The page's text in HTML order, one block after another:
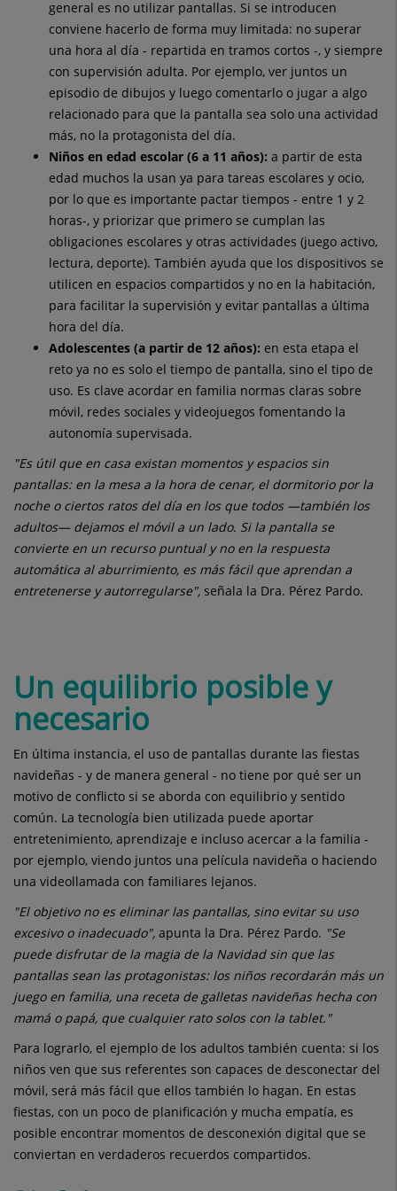
general es no utilizar pantallas. Si se introducen
conviene hacerlo de forma muy limitada: no superar
una hora al día - repartida en tramos cortos -, y siempre
con supervisión adulta. Por ejemplo, ver juntos un
episodio de dibujos y luego comentarlo o jugar a algo
relacionado para que la pantalla sea solo una actividad
más, no la protagonista del día.
Niños en edad escolar (6 a 11 años): a partir de esta
edad muchos la usan ya para tareas escolares y ocio,
por lo que es importante pactar tiempos - entre 1 y 2
horas-, y priorizar que primero se cumplan las
obligaciones escolares y otras actividades (juego activo,
lectura, deporte). También ayuda que los dispositivos se
utilicen en espacios compartidos y no en la habitación,
para facilitar la supervisión y evitar pantallas a última
hora del día.
Adolescentes (a partir de 12 años): en esta etapa el
reto ya no es solo el tiempo de pantalla, sino el tipo de
uso. Es clave acordar en familia normas claras sobre
móvil, redes sociales y videojuegos fomentando la
autonomía supervisada.
"Es útil que en casa existan momentos y espacios sin
pantallas: en la mesa a la hora de cenar, el dormitorio por la
noche o ciertos ratos del día en los que todos —también los
adultos— dejamos el móvil a un lado. Si la pantalla se
convierte en un recurso puntual y no en la respuesta
automática al aburrimiento, es más fácil que aprendan a
entretenerse y autorregularse", señala la Dra. Pérez Pardo.
Un equilibrio posible y
necesario
En última instancia, el uso de pantallas durante las fiestas
navideñas - y de manera general - no tiene por qué ser un
motivo de conflicto si se aborda con equilibrio y sentido
común. La tecnología bien utilizada puede aportar
entretenimiento, aprendizaje e incluso acercar a la familia -
por ejemplo, viendo juntos una película navideña o haciendo
una videollamada con familiares lejanos.
"El objetivo no es eliminar las pantallas, sino evitar su uso
excesivo o inadecuado", apunta la Dra. Pérez Pardo. "Se
puede disfrutar de la magia de la Navidad sin que las
pantallas sean las protagonistas: los niños recordarán más un
juego en familia, una receta de galletas navideñas hecha con
mamá o papá, que cualquier rato solos con la tablet."
Para lograrlo, el ejemplo de los adultos también cuenta: si los
niños ven que sus referentes son capaces de desconectar del
móvil, será más fácil que ellos también lo hagan. En estas
fiestas, con un poco de planificación y mucha empatía, es
posible encontrar momentos de desconexión digital que se
conviertan en verdaderos recuerdos compartidos.